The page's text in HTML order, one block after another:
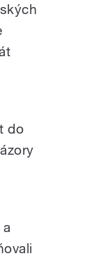
do